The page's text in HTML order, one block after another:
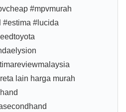
#mpvmurah
#estima #lucida
lain harga murah